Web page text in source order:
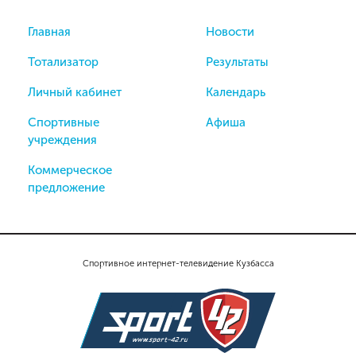
Спортивное интернет-телевидение Кузбасса
Главная
Тотализатор
Личный кабинет
Спортивные
учреждения
Коммерческое
предложение
Новости
Результаты
Календарь
Афиша